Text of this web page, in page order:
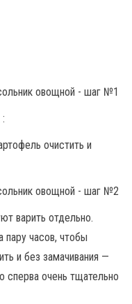
очистить и
варить отдельно.
пару часов, чтобы
и без замачивания —
очень тщательно